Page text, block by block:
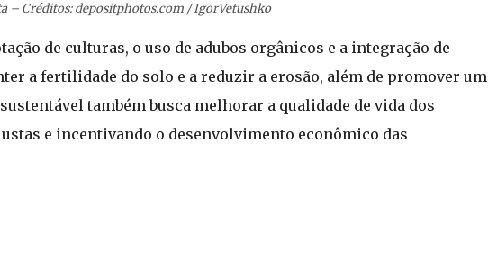
– Créditos: depositphotos.com / IgorVetushko
de culturas, o uso de adubos orgânicos e a integração de
a fertilidade do solo e a reduzir a erosão, além de promover um
também busca melhorar a qualidade de vida dos
e incentivando o desenvolvimento econômico das